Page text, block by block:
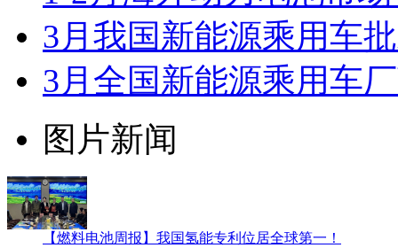
3月我国新能源乘用车
3月全国新能源乘用车
图片新闻
【燃料电池周报】我国氢能专利位居全球第一！